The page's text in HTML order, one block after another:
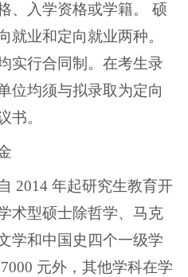
、入学资格或学籍。 硕
就业和定向就业两种。
实行合同制。在考生录
位均须与拟录取为定向
书。
年起研究生教育开
术型硕士除哲学、马克
学和中国史四个一级学
元外，其他学科在学